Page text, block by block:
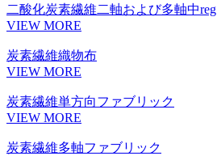
二酸化炭素繊維二軸および多軸中reg
VIEW MORE
炭素繊維織物布
VIEW MORE
炭素繊維単方向ファブリック
VIEW MORE
炭素繊維多軸ファブリック